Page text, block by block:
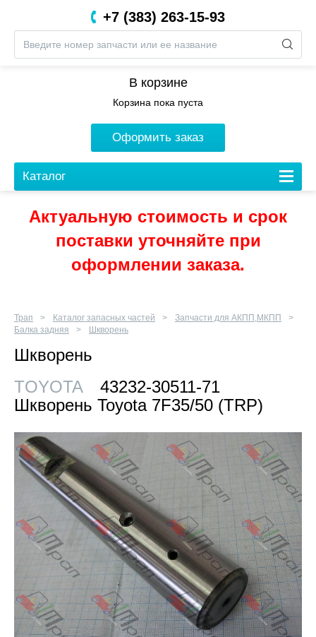
8 (800) 201-05-06
+7 (383) 263-15-93
В корзине
Корзина пока пуста
Оформить заказ
Каталог
Актуальную стоимость и срок
поставки уточняйте при
оформлении заказа.
Трап Каталог запасных частей
Запчасти для АКПП,МКПП
Балка задняя
Шкворень
Шкворень
TOYOTA
43232-30511-71
Шкворень Toyota 7F35/50 (TRP)